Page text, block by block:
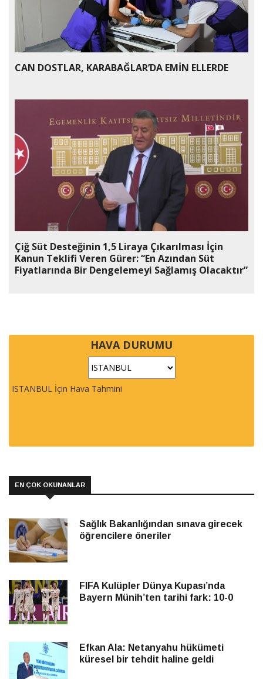
CAN DOSTLAR, KARABAĞLAR’DA EMİN ELLERDE
Çiğ Süt Desteğinin 1,5 Liraya Çıkarılması İçin
Kanun Teklifi Veren Gürer: “En Azından Süt
Fiyatlarında Bir Dengelemeyi Sağlamış Olacaktır”
HAVA DURUMU
ISTANBUL İçin Hava Tahmini
EN ÇOK OKUNANLAR
Sağlık Bakanlığından sınava girecek
öğrencilere öneriler
FIFA Kulüpler Dünya Kupası’nda
Bayern Münih’ten tarihi fark: 10-0
Efkan Ala: Netanyahu hükümeti
küresel bir tehdit haline geldi